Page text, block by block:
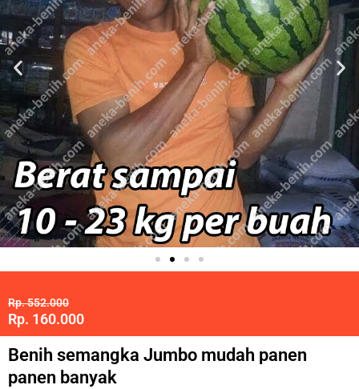
Rp. 552.000
Rp. 160.000
Benih semangka Jumbo mudah panen
panen banyak